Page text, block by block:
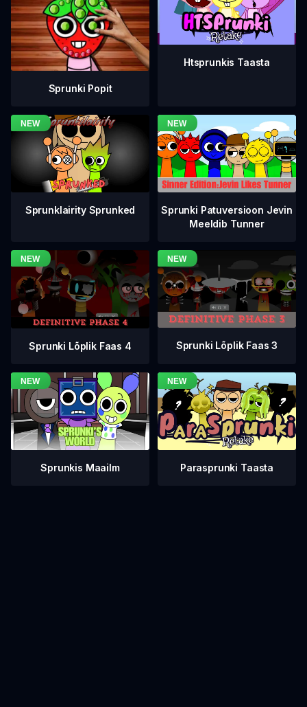
Sprunki Popit
Htsprunkis Taasta
Sprunklairity Sprunked
Sprunki Patuversioon Jevin
Meeldib Tunner
Sprunki Lõplik Faas 4 Sprunki Lõplik Faas 3
Sprunkis Maailm Parasprunki Taasta